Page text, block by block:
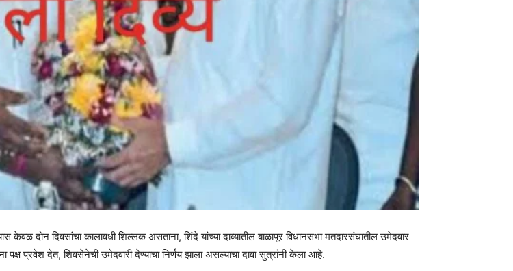
केवळ दोन दिवसांचा कालावधी शिल्लक असताना, शिंदे यांच्या दाव्यातील बाळापूर विधानसभा मतदारसंघातील उमेदवार
पक्ष प्रवेश देत, शिवसेनेची उमेदवारी देण्याचा निर्णय झाला असल्याचा दावा सुत्रांनी केला आहे.